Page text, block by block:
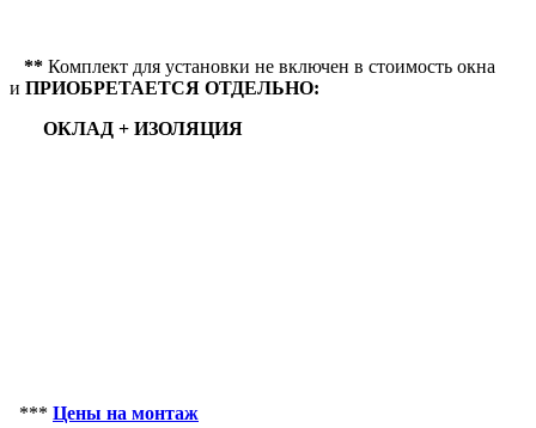
** Комплект для установки не включен в стоимость окна
и ПРИОБРЕТАЕТСЯ ОТДЕЛЬНО:
ОКЛАД + ИЗОЛЯЦИЯ
*** Цены на монтаж